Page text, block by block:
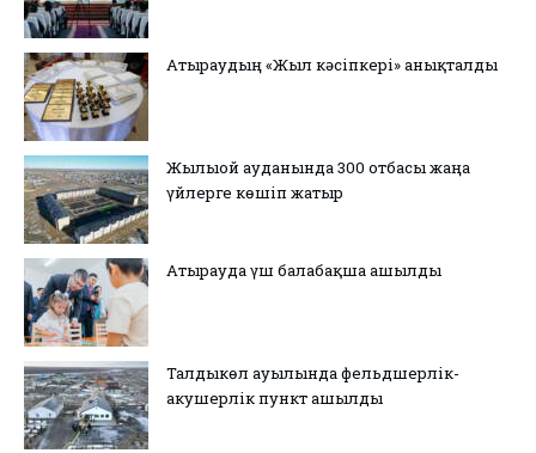
Атыраудың «Жыл кәсіпкері» анықталды
Жылыой ауданында 300 отбасы жаңа
үйлерге көшіп жатыр
Атырауда үш балабақша ашылды
Талдыкөл ауылында фельдшерлік-
акушерлік пункт ашылды